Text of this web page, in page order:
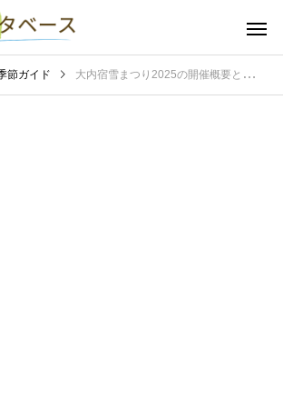
節ガイド 大内宿雪まつり2025の開催概要と基本情報